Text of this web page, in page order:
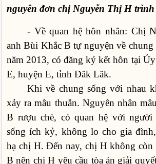
nguyên đơn chị Nguyễn Thị H trình
- Về quan hệ hôn nhân: Chị
anh Bùi Khắc B tự nguyện về
năm 2013, có đăng ký kết hôn tại
E, huyện E, tỉnh Đăk Lăk.
Khi về chung sống với nhau
xảy ra mâu thuẫn. Nguyên nhân
B rượu chè, có quan hệ với người
sống ích kỷ, không lo cho gia
hạ chị H. Đến nay, chị H không còn
B nên chị H yêu cầu tòa án giải